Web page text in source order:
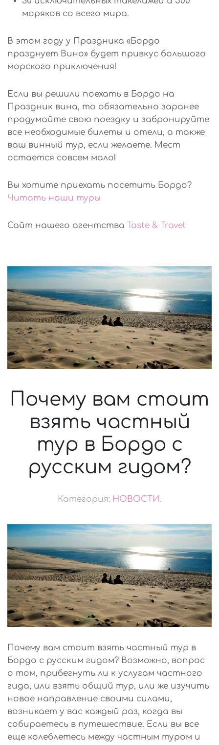
моряков со всего мира.
В этом году у Праздника «Бордо
празднует Вино» будет привкус большого
морского приключения!
Если вы решили поехать в Бордо на
Праздник вина, то обязательно заранее
продумайте свою поездку и забронируйте
все необходимые билеты и отели, а также
ваш винный тур, если желаете. Мест
остается совсем мало!
Вы хотите приехать посетить Бордо?
Читать наши туры
Сайт нашего агентства Taste & Travel
Почему вам стоит
взять частный
тур в Бордо с
русским гидом?
Категория: НОВОСТИ.
Почему вам стоит взять частный тур в
Бордо с русским гидом? Возможно, вопрос
о том, прибегнуть ли к услугам частного
гида, или взять общий тур, или же изучить
новое направление своими силами,
возникает у вас каждый раз, когда вы
собираетесь в путешествие. Если вы все
еще колеблетесь между частным туром и